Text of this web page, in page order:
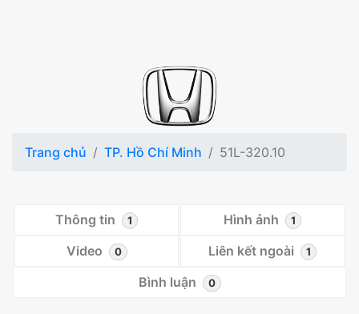
Trang chủ TP. Hồ Chí Minh 51L-320.10
Thông tin 1 Hình ảnh 1
Video 0 Liên kết ngoài 1
Bình luận 0